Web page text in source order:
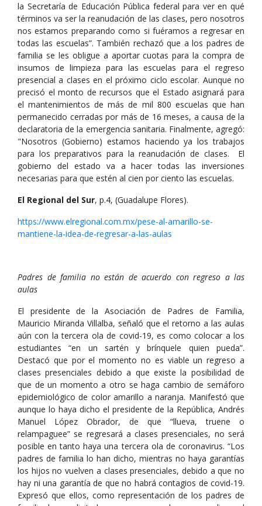
la Secretaría de Educación Pública federal para ver en qué
términos va ser la reanudación de las clases, pero nosotros
nos estamos preparando como si fuéramos a regresar en
todas las escuelas”. También rechazó que a los padres de
familia se les obligue a aportar cuotas para la compra de
insumos de limpieza para las escuelas para el regreso
presencial a clases en el próximo ciclo escolar. Aunque no
precisó el monto de recursos que el Estado asignará para
el mantenimientos de más de mil 800 escuelas que han
permanecido cerradas por más de 16 meses, a causa de la
declaratoria de la emergencia sanitaria. Finalmente, agregó:
"Nosotros (Gobierno) estamos haciendo ya los trabajos
para los preparativos para la reanudación de clases. El
gobierno del estado va a hacer todas las inversiones
necesarias para que estén al cien por ciento las escuelas.
El Regional del Sur, p.4, (Guadalupe Flores).
https://www.elregional.com.mx/pese-al-amarillo-se-
mantiene-la-idea-de-regresar-a-las-aulas
Padres de familia no están de acuerdo con regreso a las
aulas
El presidente de la Asociación de Padres de Familia,
Mauricio Miranda Villalba, señaló que el retorno a las aulas
aún con la tercera ola de covid-19, es como colocar a los
estudiantes “en un sartén y brínquele quien pueda”.
Destacó que por el momento no es viable un regreso a
clases presenciales debido a que existe la posibilidad de
que de un momento a otro se haga cambio de semáforo
epidemiológico de color amarillo a naranja. Manifestó que
aunque lo haya dicho el presidente de la República, Andrés
Manuel López Obrador, de que “llueva, truene o
relampaguee” se regresará a clases presenciales, no será
posible en tanto haya una tercera ola de coronavirus. “Los
padres de familia lo han dicho, mientras no haya garantías
los hijos no vuelven a clases presenciales, debido a que no
hay ni una garantía de que no habrá contagios de covid-19.
Expresó que ellos, como representación de los padres de